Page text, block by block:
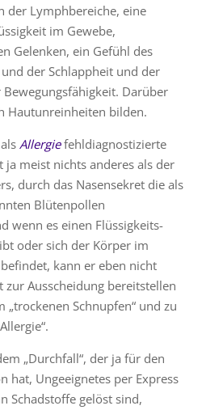
der Lymphbereiche, eine
im Gewebe,
Gelenken, ein Gefühl des
der Schlappheit und der
Bewegungsfähigkeit. Darüber
Hautunreinheiten bilden.
Allergiefehldiagnostizierte
ja meist nichts anderes als der
durch das Nasensekret die als
Blütenpollen
wenn es einen Flüssigkeits-
oder sich der Körper im
kann er eben nicht
zur Ausscheidung bereitstellen
„trockenen Schnupfen“ und zu
„Durchfall“, der ja für den
hat, Ungeeignetes per Express
Schadstoffe gelöst sind,